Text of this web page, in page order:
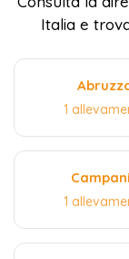
Italia e
1
1